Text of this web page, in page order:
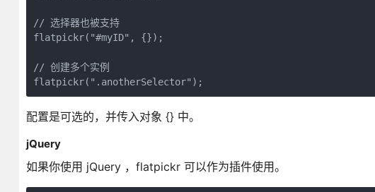
// 选择器也被支持
flatpickr("#myID", {});
// 创建多个实例
flatpickr(".anotherSelector");
配置是可选的，并传入对象 {} 中。
jQuery
如果你使用 jQuery ，flatpickr 可以作为插件使用。